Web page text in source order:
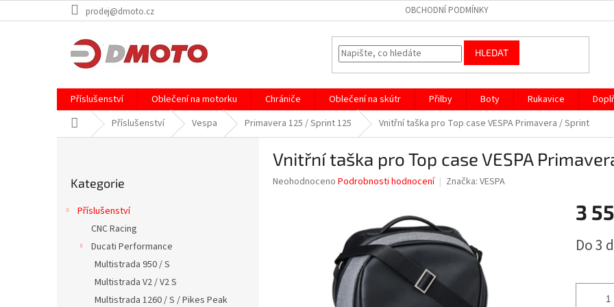
na
prodej@dmoto.cz OBCHODNÍ PODMÍNKY
HLEDAT
Příslušenství Oblečení na motorku Chrániče Oblečení na skútr Přilby Boty Rukavice
Domů Příslušenství Vespa Primavera 125 / Sprint 125 Vnitřní taška pro Top case VESPA Primavera / Sprint
kategorie
Kategorie
Příslušenství
CNC Racing
Ducati Performance
Multistrada 950 / S
Multistrada V2 / V2 S
Multistrada 1260 / S / Pikes Peak
Vnitřní taška pro Top case VESPA
Průměrné
Neohodnoceno Podrobnosti hodnocení Značka: VESPA
3
cena:
Do 3